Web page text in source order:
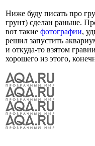
Ниже буду писать про
грунт) сделан раньше.
вот такие фотографии,
решил запустить
и откуда-то взятом
хорошего из этого,